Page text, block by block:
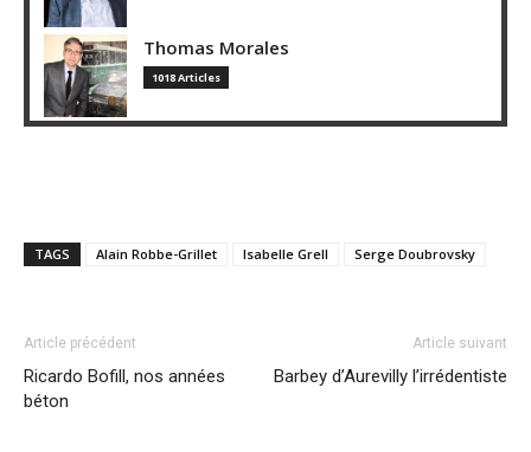
Thomas Morales
1018 Articles
TAGS Alain Robbe-Grillet Isabelle Grell Serge Doubrovsky
Article précédent
Ricardo Bofill, nos années
béton
Article suivant
Barbey d’Aurevilly l’irrédentiste